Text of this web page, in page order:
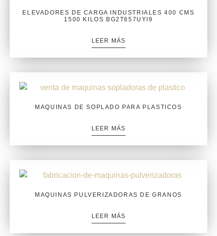
ELEVADORES DE CARGA INDUSTRIALES 400 CMS
1500 KILOS BG2T657UYI9
LEER MÁS
MAQUINAS DE SOPLADO PARA PLASTICOS
LEER MÁS
MAQUINAS PULVERIZADORAS DE GRANOS
LEER MÁS